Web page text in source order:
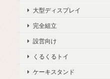
大型ディスプレイ
完全組立
設営向け
くるくるトイ
ケーキスタンド